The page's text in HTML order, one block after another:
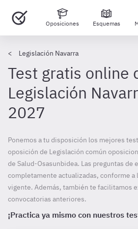
Oposiciones Esquemas
Legislación Navarra
Test gratis online
Legislación
2027
Ponemos a tu disposición los mejores
oposición de Legislación común
de Salud-Osasunbidea. Las preguntas de
completamente actualizadas, conforme a
vigente. Además, también te facilitamos
convocatorias anteriores.
¡Practica ya mismo con nuestros